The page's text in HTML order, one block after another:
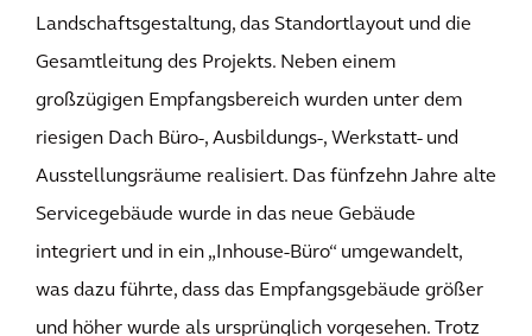
Landschaftsgestaltung, das Standortlayout und die
Gesamtleitung des Projekts. Neben einem
großzügigen Empfangsbereich wurden unter dem
riesigen Dach Büro-, Ausbildungs-, Werkstatt- und
Ausstellungsräume realisiert. Das fünfzehn Jahre alte
Servicegebäude wurde in das neue Gebäude
integriert und in ein „Inhouse-Büro“ umgewandelt,
was dazu führte, dass das Empfangsgebäude größer
und höher wurde als ursprünglich vorgesehen. Trotz